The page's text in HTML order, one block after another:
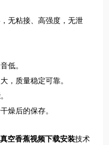
无粘接、高强度，无泄
低。
，质量稳定可靠。
燥后的保存。
空香蕉视频下载安装技术